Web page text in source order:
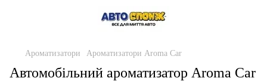
Ароматизатори Ароматизатори Aroma Car
Автомобільний ароматизатор Aroma Car